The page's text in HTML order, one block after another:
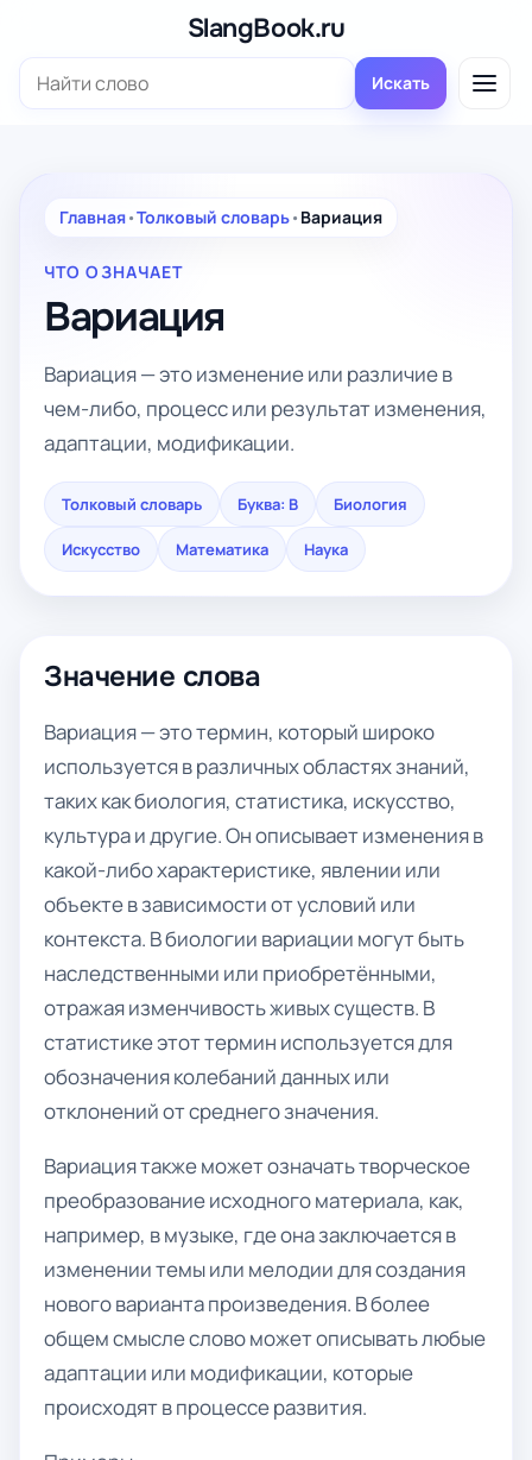
содержимому
SlangBook.ru
Поиск: Искать
Главная•Толковый словарь• Вариация
ЧТО ОЗНАЧАЕТ
Вариация
Вариация — это изменение или различие в
чем-либо, процесс или результат изменения,
адаптации, модификации.
Толковый словарь Буква: В Биология
Искусство Математика Наука
Значение слова
Вариация — это термин, который широко
используется в различных областях знаний,
таких как биология, статистика, искусство,
культура и другие. Он описывает изменения в
какой-либо характеристике, явлении или
объекте в зависимости от условий или
контекста. В биологии вариации могут быть
наследственными или приобретёнными,
отражая изменчивость живых существ. В
статистике этот термин используется для
обозначения колебаний данных или
отклонений от среднего значения.
Вариация также может означать творческое
преобразование исходного материала, как,
например, в музыке, где она заключается в
изменении темы или мелодии для создания
нового варианта произведения. В более
общем смысле слово может описывать любые
адаптации или модификации, которые
происходят в процессе развития.